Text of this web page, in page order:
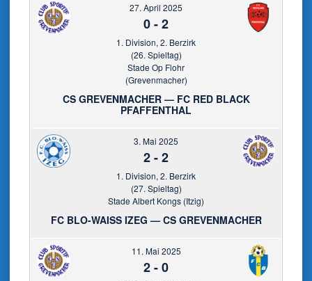
27. April 2025
0-2
1. Division, 2. Berzirk
(26. Spieltag)
Stade Op Flohr
(Grevenmacher)
CS GREVENMACHER — FC RED BLACK
PFAFFENTHAL
3. Mai 2025
2-2
1. Division, 2. Berzirk
(27. Spieltag)
Stade Albert Kongs (Itzig)
FC BLO-WAISS IZEG — CS GREVENMACHER
11. Mai 2025
2-0